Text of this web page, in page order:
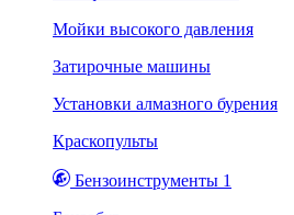
Мойки высокого давления
Затирочные машины
Установки алмазного бурения
Краскопульты
Бензоинструменты 1